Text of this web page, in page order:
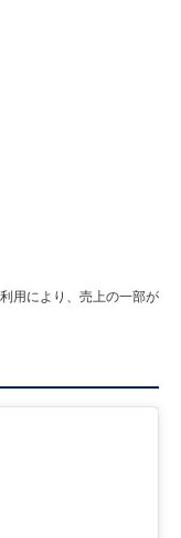
用により、売上の一部が